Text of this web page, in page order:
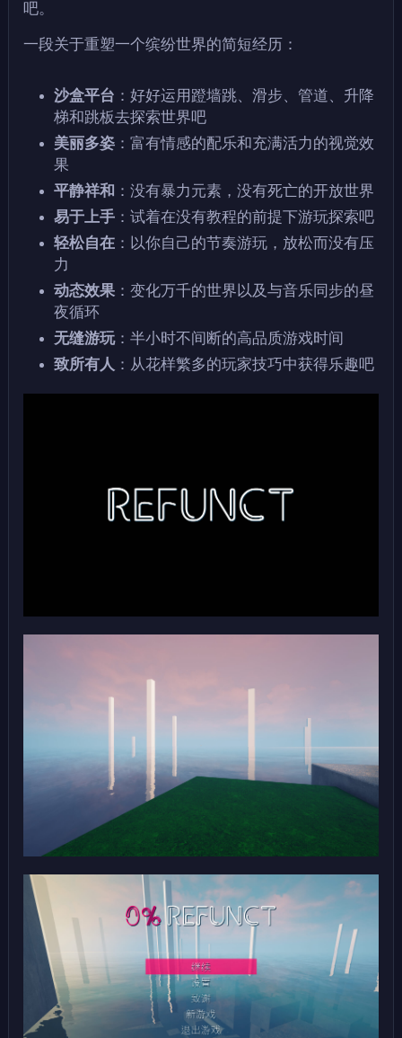
吧。
一段关于重塑一个缤纷世界的简短经历：
沙盒平台 ：好好运用蹬墙跳、滑步、管道、升降
梯和跳板去探索世界吧
美丽多姿 ：富有情感的配乐和充满活力的视觉效
果
平静祥和 ：没有暴力元素，没有死亡的开放世界
易于上手 ：试着在没有教程的前提下游玩探索吧
轻松自在 ：以你自己的节奏游玩，放松而没有压
力
动态效果 ：变化万千的世界以及与音乐同步的昼
夜循环
无缝游玩：半小时不间断的高品质游戏时间
致所有人 ：从花样繁多的玩家技巧中获得乐趣吧